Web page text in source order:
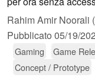
Rahim Amir Noorali (
Pubblicato 05/19/
Gaming Game
Concept / Prototype